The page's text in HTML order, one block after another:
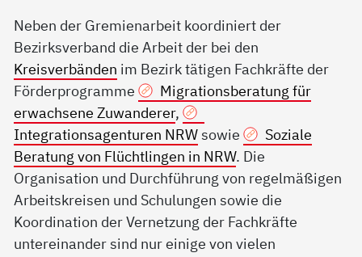
Neben der Gremienarbeit koordiniert der
Bezirksverband die Arbeit der bei den
Kreisverbänden im Bezirk tätigen Fachkräfte der
Förderprogramme
Migrationsberatung für
erwachsene Zuwanderer,
Integrationsagenturen NRWsowie
Soziale
Beratung von Flüchtlingen in NRW. Die
Organisation und Durchführung von regelmäßigen
Arbeitskreisen und Schulungen sowie die
Koordination der Vernetzung der Fachkräfte
untereinander sind nur einige von vielen